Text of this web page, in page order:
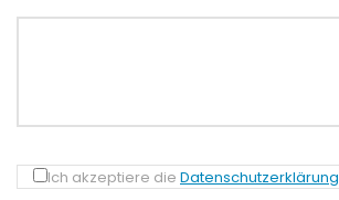
Ich akzeptiere die Datenschutzerklärung